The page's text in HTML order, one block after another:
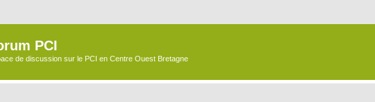
PCI
de discussion sur le PCI en Centre Ouest Bretagne